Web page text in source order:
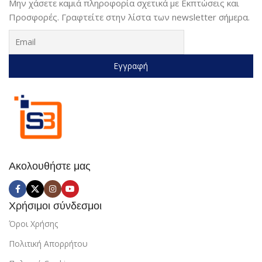
Ακολουθήστε μας
Χρήσιμοι σύνδεσμοι
Όροι Χρήσης
Πολιτική Απορρήτου
Μην χάσετε καμιά πληροφορία σχετικά με Εκπτώσεις και
Προσφορές. Γραφτείτε στην λίστα των newsletter σήμερα.